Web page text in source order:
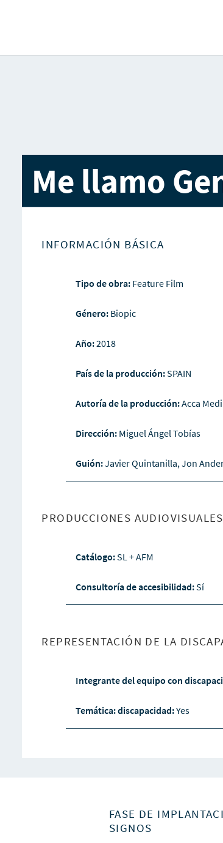
Me llamo
INFORMACIÓN BÁSICA
Tipo de obra: Feature Film
Género: Biopic
Año:2018
País de la producción:SPAIN
Autoría de la producción:Acca
Dirección: Miguel Ángel Tobías
Guión:Javier Quintanilla, Jon
PRODUCCIONES
Catálogo:SL + AFM
Consultoría de accesibilidad:Sí
REPRESENTACIÓN DE LA
Integrante del equipo con
Temática: discapacidad:Yes
FASE DE
SIGNOS